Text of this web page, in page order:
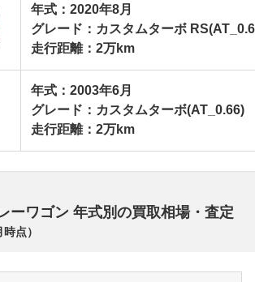
年式：2020年8月
グレード：カスタムターボ
走行距離：2万km
年式：2003年6月
グレード：カスタムターボ(AT_0.66)
走行距離：2万km
ーワゴン 年式別の買取相場・査定
時点）